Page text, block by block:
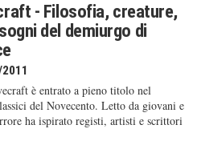
- Filosofia, creature,
del demiurgo di
è entrato a pieno titolo nel
del Novecento. Letto da giovani e
ha ispirato registi, artisti e scrittori